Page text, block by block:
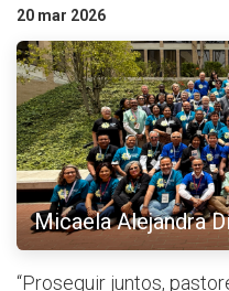
20 mar 2026
Micaela Alejandra
“Proseguir juntos,